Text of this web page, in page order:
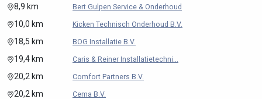
8,9 km Bert Gulpen Service & Onderhoud
10,0 km Kicken Technisch Onderhoud B.V.
18,5 km BOG Installatie B.V.
19,4 km Caris & Reiner Installatietechni...
20,2 km Comfort Partners B.V.
20,2 km Cema B.V.